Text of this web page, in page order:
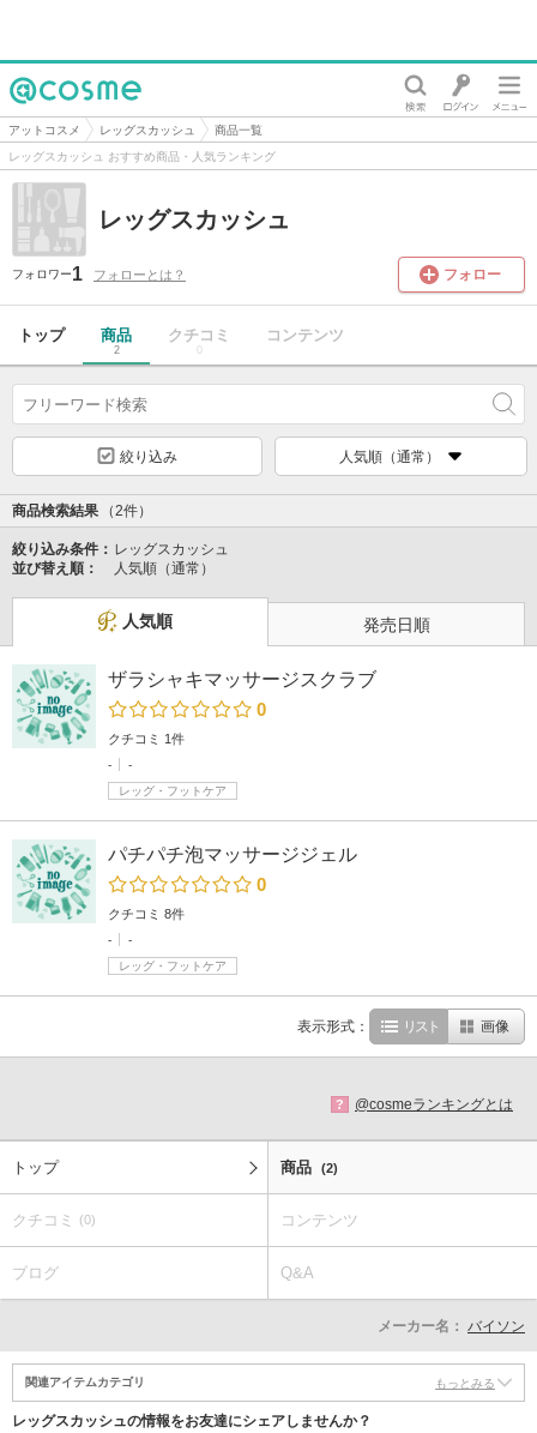
@cosme
アットコスメ レッグスカッシュ
商品一覧
レッグスカッシュ おすすめ商品・人気ランキング
レッグスカッシュ
フォロワー1 フォローとは？ フォロー
トップ 商品
2
クチコミ
0
コンテンツ
絞り込み 人気順（通常）
商品検索結果 （2件）
絞り込み条件： レッグスカッシュ
並び替え順：
人気順（通常）
人気順 発売日順
ザラシャキマッサージスクラブ
0
クチコミ 1件
-
-
レッグ・フットケア
パチパチ泡マッサージジェル
0
クチコミ 8件
-
-
レッグ・フットケア
表示形式： リスト 画像
? @cosmeランキングとは
トップ 商品 (2)
クチコミ (0) コンテンツ
ブログ Q&A
メーカー名： バイソン
関連アイテムカテゴリ もっとみる
レッグスカッシュの情報をお友達にシェアしませんか？